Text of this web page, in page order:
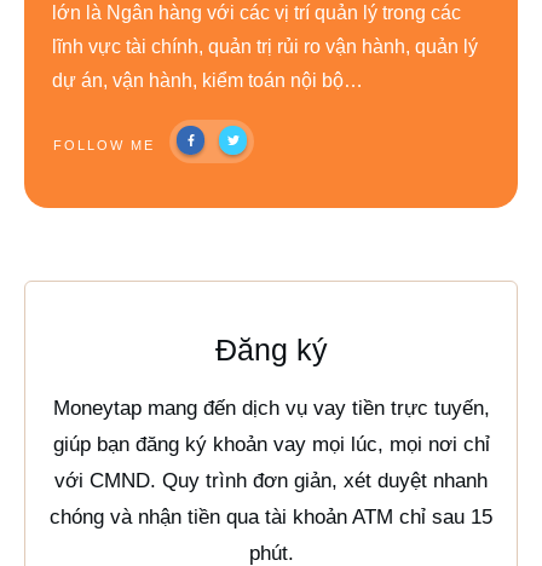
lớn là Ngân hàng với các vị trí quản lý trong các
lĩnh vực tài chính, quản trị rủi ro vận hành, quản lý
dự án, vận hành, kiểm toán nội bộ…
FOLLOW ME
Đăng ký
Moneytap mang đến dịch vụ vay tiền trực tuyến,
giúp bạn đăng ký khoản vay mọi lúc, mọi nơi chỉ
với CMND. Quy trình đơn giản, xét duyệt nhanh
chóng và nhận tiền qua tài khoản ATM chỉ sau 15
phút.